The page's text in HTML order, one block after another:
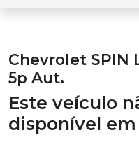
Chevrolet SPIN
5p Aut.
Este veículo
disponível